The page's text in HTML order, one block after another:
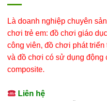
Là doanh nghiệp chuyên
chơi trẻ em: đồ chơi giáo
công viên, đồ chơi phát triển
và đồ chơi có sử dụng động
composite.
Liên hệ